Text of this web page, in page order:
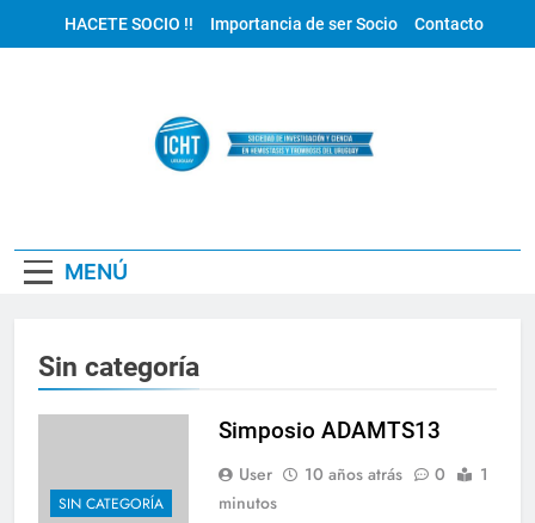
HACETE SOCIO !! Importancia de ser Socio Contacto
MENÚ
Sin categoría
SIN CATEGORÍA
Simposio ADAMTS13
User 10 años atrás 0
1
minutos